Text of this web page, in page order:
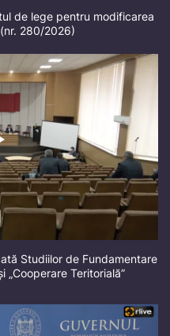
de lege pentru modificarea
280/2026)
Studiilor de Fundamentare
„Cooperare Teritorială”